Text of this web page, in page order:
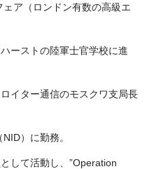
ア（ロンドン有数の高級エ
ーストの陸軍士官学校に進
イター通信のモスクワ支局長
）に勤務。
して活動し、”Operation